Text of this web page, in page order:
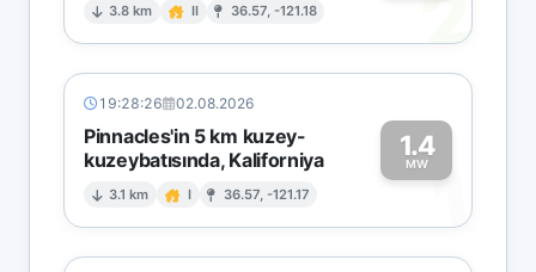
3.8 km II 36.57, -121.18
19:28:26 02.08.2026
Pinnacles'in 5 km kuzey-
kuzeybatısında, Kaliforniya
3.1 km I 36.57, -121.17
1.4
MW1